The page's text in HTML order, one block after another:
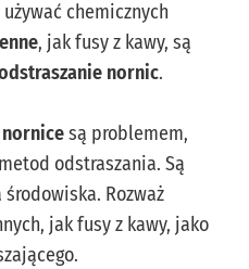
chemicznych
, jak fusy z kawy, są
nornic.
nornicesą problemem,
odstraszania. Są
Rozważ
jak fusy z kawy, jako